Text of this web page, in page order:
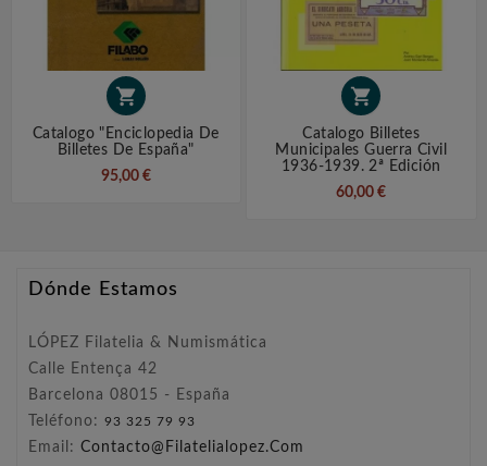

Catalogo "Enciclopedia De
Billetes De España"
95,00 €

Catalogo Billetes
Municipales Guerra Civil
1936-1939. 2ª Edición
60,00 €
Dónde Estamos
LÓPEZ Filatelia & Numismática
Calle Entença 42
Barcelona 08015 - España
Teléfono: 93 325 79 93
Email: Contacto@filatelialopez.com